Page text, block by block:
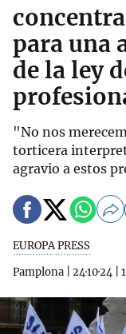
para una
de la ley
"No nos
torticera
agravio a estos
EUROPA PRESS
Pamplona
24·10·24